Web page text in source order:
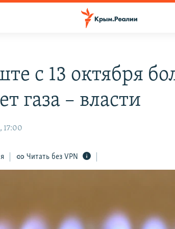
с 13 октября
газа – власти
17:00
Читать без VPN